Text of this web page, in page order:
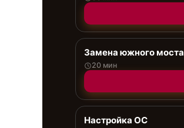
Замена южного моста
20 мин
Настройка ОС